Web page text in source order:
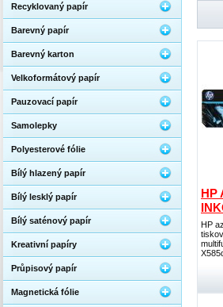
HP
HP
Recyklovaný papír
Barevný papír
Barevný karton
Velkoformátový papír
Pauzovací papír
Samolepky
Polyesterové fólie
Bílý hlazený papír
Bílý lesklý papír
Bílý saténový papír
Kreativní papíry
Průpisový papír
Magnetická fólie